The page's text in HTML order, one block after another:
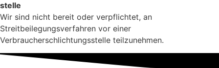
stelle
Wir sind nicht bereit oder verpflichtet, an
Streitbeilegungsverfahren vor einer
Verbraucherschlichtungsstelle teilzunehmen.